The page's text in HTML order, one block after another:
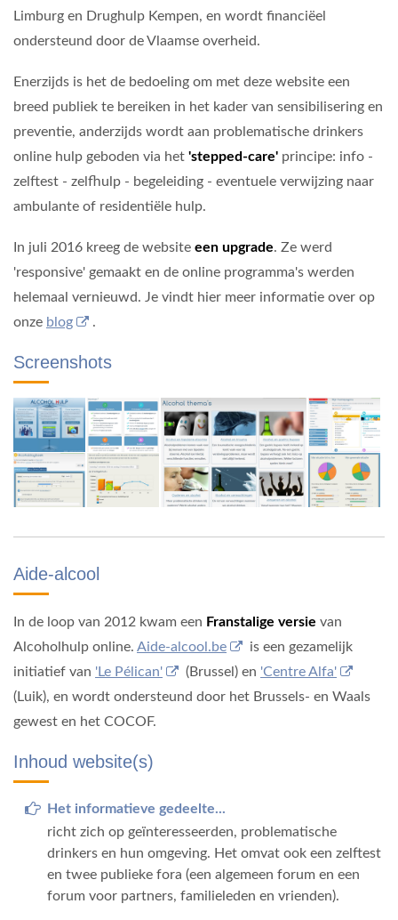
Limburg en Drughulp Kempen, en wordt financiëel
ondersteund door de Vlaamse overheid.
Enerzijds is het de bedoeling om met deze website een
breed publiek te bereiken in het kader van sensibilisering en
preventie, anderzijds wordt aan problematische drinkers
online hulp geboden via het 'stepped-care' principe: info -
zelftest - zelfhulp - begeleiding - eventuele verwijzing naar
ambulante of residentiële hulp.
In juli 2016 kreeg de website een upgrade. Ze werd
'responsive' gemaakt en de online programma's werden
helemaal vernieuwd. Je vindt hier meer informatie over op
onze blog .
Screenshots
Aide-alcool
In de loop van 2012 kwam een Franstalige versie van
Alcoholhulp online. Aide-alcool.be
is een gezamelijk
initiatief van 'Le Pélican' (Brussel) en 'Centre Alfa'
(Luik), en wordt ondersteund door het Brussels- en Waals
gewest en het COCOF.
Inhoud website(s)
Het informatieve gedeelte...
richt zich op geïnteresseerden, problematische
drinkers en hun omgeving. Het omvat ook een zelftest
en twee publieke fora (een algemeen forum en een
forum voor partners, familieleden en vrienden).